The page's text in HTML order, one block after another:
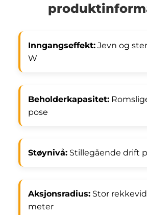
Inngangseffekt:Jevn og
W
Beholderkapasitet:
pose
Støynivå:Stillegående drift
Aksjonsradius:Stor
meter